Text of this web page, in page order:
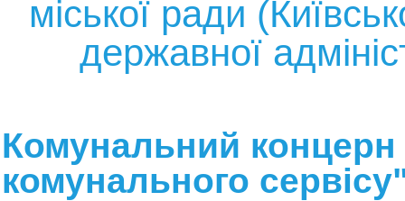
міської ради
державної
Комунальний
комунального